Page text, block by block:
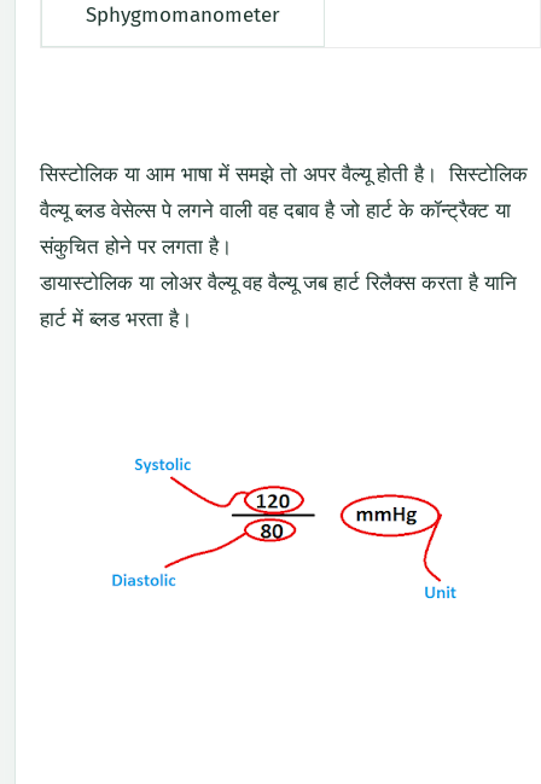
Sphygmomanometer
सिस्टोलिक या आम भाषा में समझे तो अपर वैल्यू होती है। सिस्टोलिक
वैल्यू ब्लड वेसेल्स पे लगने वाली वह दबाव है जो हार्ट के कॉन्ट्रैक्ट या
संकुचित होने पर लगता है।
डायास्टोलिक या लोअर वैल्यू वह वैल्यू जब हार्ट रिलैक्स करता है यानि
हार्ट में ब्लड भरता है।